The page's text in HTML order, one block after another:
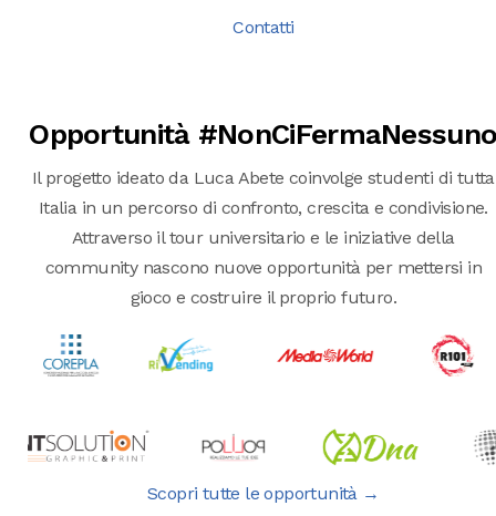
Contatti
Opportunità
Il progetto ideato da Luca Abete coinvolge studenti di tutta
Italia in un percorso di confronto, crescita e condivisione.
Attraverso il tour universitario e le iniziative della
community nascono nuove opportunità per mettersi in
gioco e costruire il proprio futuro.
Scopri tutte le opportunità →